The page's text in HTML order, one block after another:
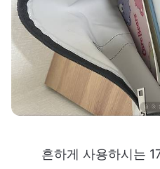
컬러홀릭 보스